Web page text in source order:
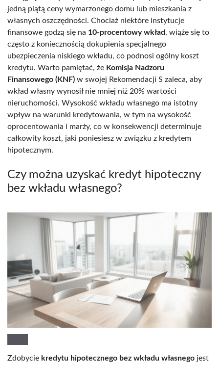
jedną piątą ceny wymarzonego domu lub mieszkania z
własnych oszczędności. Chociaż niektóre instytucje
finansowe godzą się na 10-procentowy wkład, wiąże się to
często z koniecznością dokupienia specjalnego
ubezpieczenia niskiego wkładu, co podnosi ogólny koszt
kredytu. Warto pamiętać, że Komisja Nadzoru
Finansowego (KNF) w swojej Rekomendacji S zaleca, aby
wkład własny wynosił nie mniej niż 20% wartości
nieruchomości. Wysokość wkładu własnego ma istotny
wpływ na warunki kredytowania, w tym na wysokość
oprocentowania i marży, co w konsekwencji determinuje
całkowity koszt, jaki poniesiesz w związku z kredytem
hipotecznym.
Czy można uzyskać kredyt hipoteczny
bez wkładu własnego?
Zdobycie kredytu hipotecznego bez wkładu własnego jest